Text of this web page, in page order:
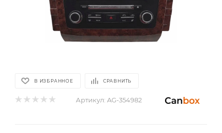
В ИЗБРАННОЕ СРАВНИТЬ
Артикул: AG-354982